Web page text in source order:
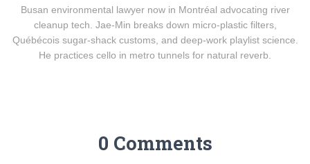
Busan environmental lawyer now in Montréal advocating river
cleanup tech. Jae-Min breaks down micro-plastic filters,
Québécois sugar-shack customs, and deep-work playlist science.
He practices cello in metro tunnels for natural reverb.
0 Comments